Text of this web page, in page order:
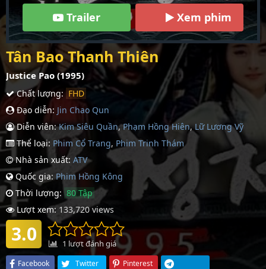
Trailer Xem phim
Tân Bao Thanh Thiên
Justice Pao (1995)
Chất lượng: FHD
Đạo diễn: Jin Chao Qun
Diễn viên: Kim Siêu Quần,Phạm Hồng Hiên,Lữ Lương Vỹ
Thể loại: Phim Cổ Trang, Phim Trinh Thám
Nhà sản xuất: ATV
Quốc gia: Phim Hồng Kông
Thời lượng: 80 Tập
Lượt xem: 133,720 views
3.0 1 lượt đánh giá
Facebook Twitter
Pinterest